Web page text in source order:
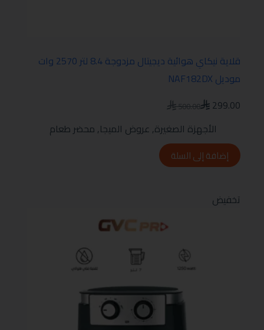
قلاية نيكاي هوائية ديجيتال مزدوجة 8.4 لتر 2570 وات
موديل NAF182DX
500.00
299.00
الأجهزة الصغيرة, عروض الميجا, محضر طعام
إضافة إلى السلة
تخفيض